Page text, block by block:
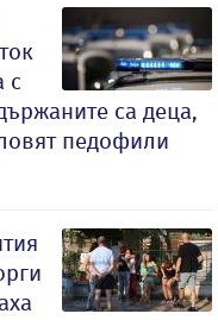
с
са деца,
педофили